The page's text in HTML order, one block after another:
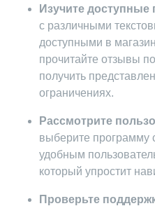
Изучите доступные
с различными
доступными в
прочитайте отзывы
получить
ограничениях.
Рассмотрите
выберите программу
удобным
который упростит
Проверьте